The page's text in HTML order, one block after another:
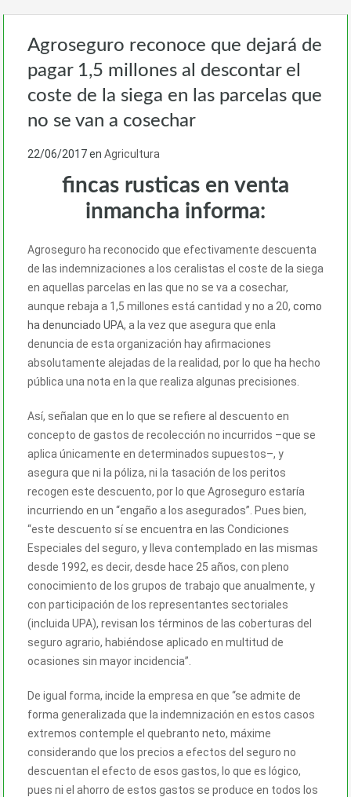
Agroseguro reconoce que dejará de
pagar 1,5 millones al descontar el
coste de la siega en las parcelas que
no se van a cosechar
22/06/2017en Agricultura
fincas rusticas en venta
inmancha informa:
Agroseguro ha reconocido que efectivamente descuenta
de las indemnizaciones a los ceralistas el coste de la siega
en aquellas parcelas en las que no se va a cosechar,
aunque rebaja a 1,5 millones está cantidad y no a 20, como
ha denunciado UPA, a la vez que asegura que enla
denuncia de esta organización hay afirmaciones
absolutamente alejadas de la realidad, por lo que ha hecho
pública una nota en la que realiza algunas precisiones.
Así, señalan que en lo que se refiere al descuento en
concepto de gastos de recolección no incurridos –que se
aplica únicamente en determinados supuestos–, y
asegura que ni la póliza, ni la tasación de los peritos
recogen este descuento, por lo que Agroseguro estaría
incurriendo en un “engaño a los asegurados”. Pues bien,
“este descuento sí se encuentra en las Condiciones
Especiales del seguro, y lleva contemplado en las mismas
desde 1992, es decir, desde hace 25 años, con pleno
conocimiento de los grupos de trabajo que anualmente, y
con participación de los representantes sectoriales
(incluida UPA), revisan los términos de las coberturas del
seguro agrario, habiéndose aplicado en multitud de
ocasiones sin mayor incidencia”.
De igual forma, incide la empresa en que “se admite de
forma generalizada que la indemnización en estos casos
extremos contemple el quebranto neto, máxime
considerando que los precios a efectos del seguro no
descuentan el efecto de esos gastos, lo que es lógico,
pues ni el ahorro de estos gastos se produce en todos los